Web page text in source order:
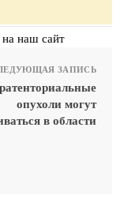
на наш сайт
ЗАПИСЬ
опухоли могут
в области